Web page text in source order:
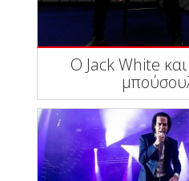
Ο Jack White